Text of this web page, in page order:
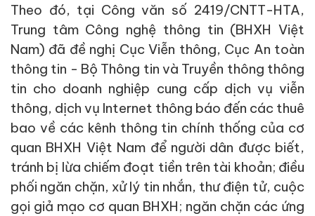
Theo đó, tại Công văn số 2419/CNTT-HTA,
Trung tâm Công nghệ thông tin (BHXH Việt
Nam) đã đề nghị Cục Viễn thông, Cục An toàn
thông tin - Bộ Thông tin và Truyền thông thông
tin cho doanh nghiệp cung cấp dịch vụ viễn
thông, dịch vụ Internet thông báo đến các thuê
bao về các kênh thông tin chính thống của cơ
quan BHXH Việt Nam để người dân được biết,
tránh bị lừa chiếm đoạt tiền trên tài khoản; điều
phối ngăn chặn, xử lý tin nhắn, thư điện tử, cuộc
gọi giả mạo cơ quan BHXH; ngăn chặn các ứng